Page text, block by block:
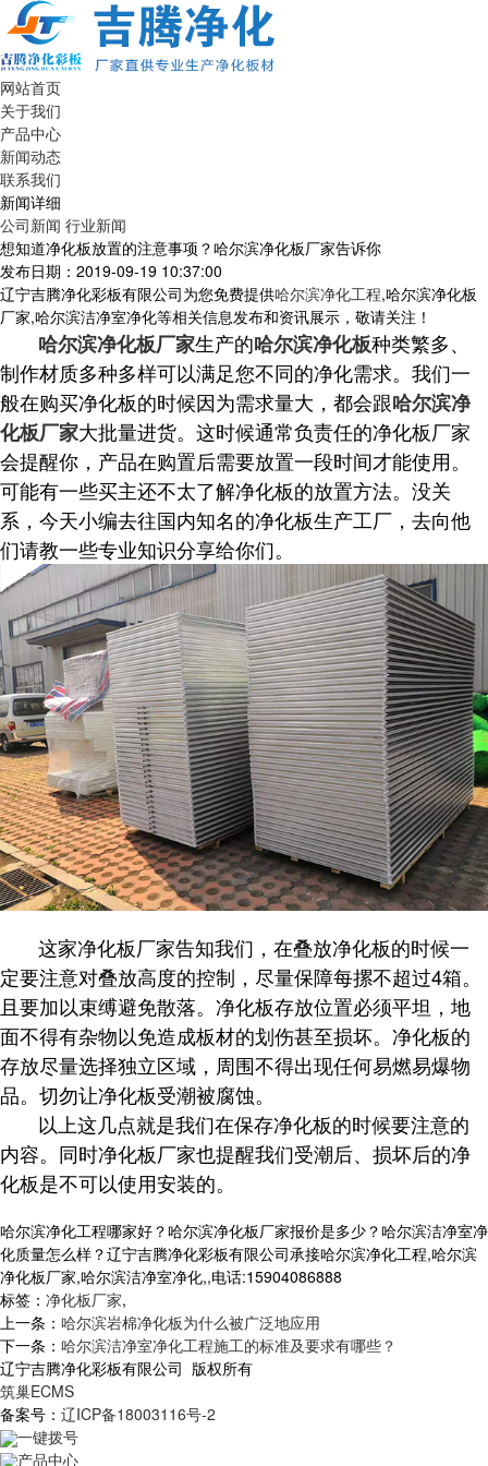
网站首页
关于我们
产品中心
新闻动态
联系我们
新闻详细
公司新闻 行业新闻
想知道净化板放置的注意事项？哈尔滨净化板厂家告诉你
发布日期：2019-09-19 10:37:00
辽宁吉腾净化彩板有限公司为您免费提供哈尔滨净化工程,哈尔滨净化板
厂家,哈尔滨洁净室净化等相关信息发布和资讯展示，敬请关注！
哈尔滨净化板厂家生产的哈尔滨净化板种类繁多、
制作材质多种多样可以满足您不同的净化需求。我们一
般在购买净化板的时候因为需求量大，都会跟哈尔滨净
化板厂家大批量进货。这时候通常负责任的净化板厂家
会提醒你，产品在购置后需要放置一段时间才能使用。
可能有一些买主还不太了解净化板的放置方法。没关
系，今天小编去往国内知名的净化板生产工厂，去向他
们请教一些专业知识分享给你们。
这家净化板厂家告知我们，在叠放净化板的时候一
定要注意对叠放高度的控制，尽量保障每摞不超过4箱。
且要加以束缚避免散落。净化板存放位置必须平坦，地
面不得有杂物以免造成板材的划伤甚至损坏。净化板的
存放尽量选择独立区域，周围不得出现任何易燃易爆物
品。切勿让净化板受潮被腐蚀。
以上这几点就是我们在保存净化板的时候要注意的
内容。同时净化板厂家也提醒我们受潮后、损坏后的净
化板是不可以使用安装的。
哈尔滨净化工程哪家好？哈尔滨净化板厂家报价是多少？哈尔滨洁净室净
化质量怎么样？辽宁吉腾净化彩板有限公司承接哈尔滨净化工程,哈尔滨
净化板厂家,哈尔滨洁净室净化,,电话:15904086888
标签： 净化板厂家,
上一条： 哈尔滨岩棉净化板为什么被广泛地应用
下一条： 哈尔滨洁净室净化工程施工的标准及要求有哪些？
辽宁吉腾净化彩板有限公司 版权所有
筑巢ECMS
备案号： 辽ICP备18003116号-2
一键拨号
产品中心